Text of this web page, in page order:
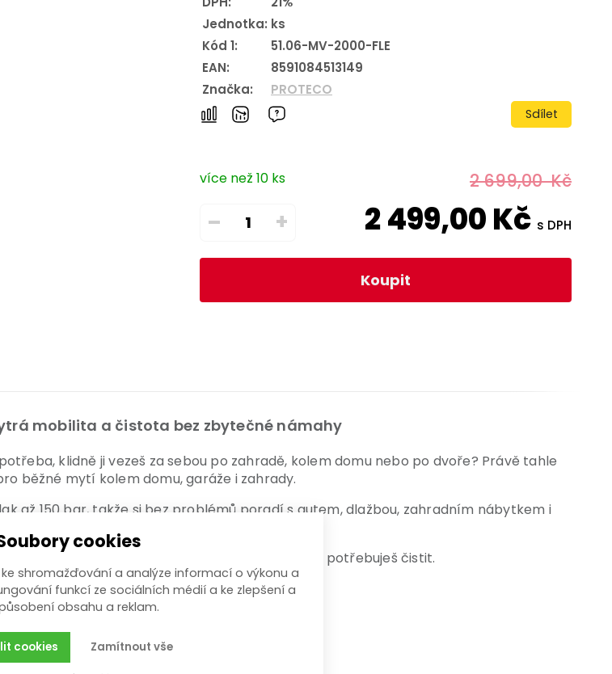
Jednotka: ks
Kód 1:
51.06-MV-2000-FLE
EAN:
8591084513149
Značka:
PROTECO
Sdílet
více než 10 ks
– +
2 699,00Kč
2 499,00Kč s DPH
Koupit
mobilita a čistota bez zbytečné námahy
klidně ji vezeš za sebou po zahradě, kolem domu nebo po dvoře? Právě tahle
běžné mytí kolem domu, garáže i zahrady.
až 150 bar, takže si bez problémů poradí s autem, dlažbou, zahradním nábytkem i
i větší plochy rychleji a pohodlněji.
zvolíš režim přesně podle toho, co zrovna potřebuješ čistit.
nebo ji vezeš na kolečkách za sebou
cookies
shromažďování a analýze informací o výkonu a
funkcí ze sociálních médií a ke zlepšení a
obsahu a reklam.
Zamítnout vše
cookies